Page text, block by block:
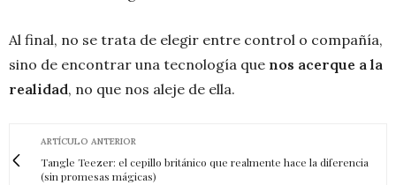
Al final, no se trata de elegir entre control o compañía,
sino de encontrar una tecnología que nos acerque a la
realidad, no que nos aleje de ella.
ARTÍCULO ANTERIOR
Tangle Teezer: el cepillo británico que realmente hace la diferencia
(sin promesas mágicas)